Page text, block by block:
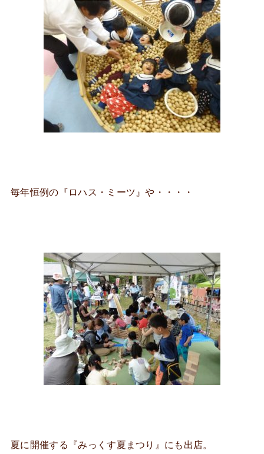
毎年恒例の『ロハス・ミーツ』や・・・・
夏に開催する『みっくす夏まつり』にも出店。